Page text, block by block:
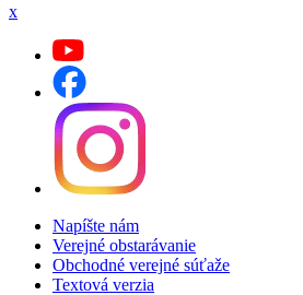
x
Napíšte nám
Verejné obstarávanie
Obchodné verejné súťaže
Textová verzia